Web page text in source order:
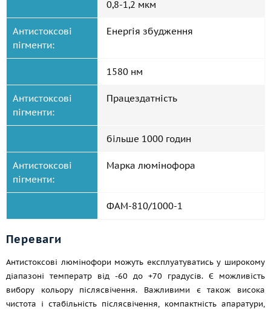
0,8-1,2 мкм
Антистоксові
пігменти:
Енергія збудження
1580 нм
Антистоксові
пігменти:
Працездатність
більше 1000 годин
Антистоксові
пігменти:
Марка люмінофора
ФАМ-810/1000-1
Переваги
Антистоксові люмінофори можуть експлуатуватись у широкому
діапазоні температр від -60 до +70 градусів. Є можливість
вибору кольору післясвічення. Важливими є також висока
чистота і стабільність післясвічення, компактність апаратури,